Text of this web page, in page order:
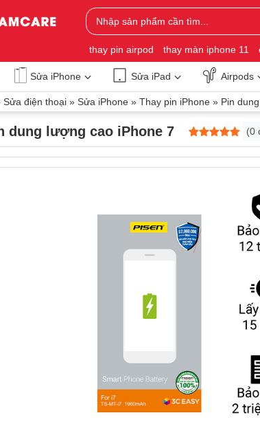
thay pin airpod thay màn iphone 11
Sửa iPhone Sửa iPad Airpods
Sửa điện thoại» Sửa iPhone» Thay pin iPhone» Pin
dung lượng cao iPhone 7
5trên 5
dựa trên
0
đánh giá
(0